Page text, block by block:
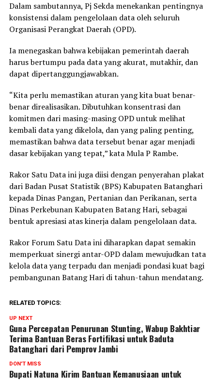
Dalam sambutannya, Pj Sekda menekankan pentingnya
konsistensi dalam pengelolaan data oleh seluruh
Organisasi Perangkat Daerah (OPD).
Ia menegaskan bahwa kebijakan pemerintah daerah
harus bertumpu pada data yang akurat, mutakhir, dan
dapat dipertanggungjawabkan.
“Kita perlu memastikan aturan yang kita buat benar-
benar direalisasikan. Dibutuhkan konsentrasi dan
komitmen dari masing-masing OPD untuk melihat
kembali data yang dikelola, dan yang paling penting,
memastikan bahwa data tersebut benar agar menjadi
dasar kebijakan yang tepat,” kata Mula P Rambe.
Rakor Satu Data ini juga diisi dengan penyerahan plakat
dari Badan Pusat Statistik (BPS) Kabupaten Batanghari
kepada Dinas Pangan, Pertanian dan Perikanan, serta
Dinas Perkebunan Kabupaten Batang Hari, sebagai
bentuk apresiasi atas kinerja dalam pengelolaan data.
Rakor Forum Satu Data ini diharapkan dapat semakin
memperkuat sinergi antar-OPD dalam mewujudkan tata
kelola data yang terpadu dan menjadi pondasi kuat bagi
pembangunan Batang Hari di tahun-tahun mendatang.
RELATED TOPICS:
UP NEXT
Guna Percepatan Penurunan Stunting, Wabup Bakhtiar
Terima Bantuan Beras Fortifikasi untuk Baduta
Batanghari dari Pemprov Jambi
DON'T MISS
Bupati Natuna Kirim Bantuan Kemanusiaan untuk